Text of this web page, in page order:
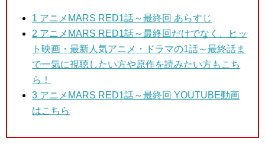
1 アニメMARS RED1話～最終回 あらすじ
2 アニメMARS RED1話～最終回 だけでなく、ヒッ
ト映画・最新人気アニメ・ドラマの1話～最終話ま
で一気に視聴したい方や原作を読みたい方もこち
ら！
3 アニメMARS RED1話～最終回 YOUTUBE動画
はこちら